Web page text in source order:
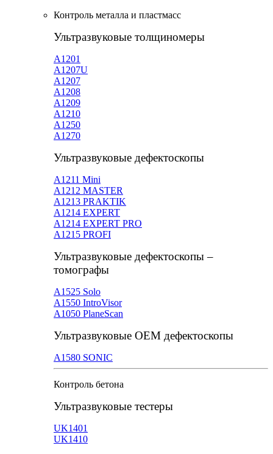
Контроль металла и пластмасс
Ультразвуковые толщиномеры
A1201
А1207U
А1207
А1208
А1209
А1210
А1250
А1270
Ультразвуковые дефектоскопы
А1211 Mini
А1212 MASTER
A1213 PRAKTIK
А1214 EXPERT
А1214 EXPERT PRO
A1215 PROFI
Ультразвуковые дефектоскопы –
томографы
А1525 Solo
А1550 IntroVisor
А1050 PlaneScan
Ультразвуковые ОЕМ дефектоскопы
A1580 SONIC
Контроль бетона
Ультразвуковые тестеры
UK1401
UK1410